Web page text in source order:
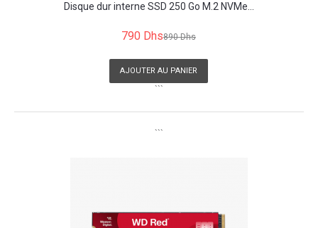
Disque dur interne SSD 250 Go M.2 NVMe...
790 Dhs890 Dhs
AJOUTER AU PANIER
```
```